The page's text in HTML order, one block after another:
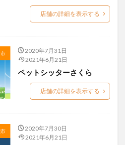
店舗の詳細を表示する
市
2020年7月31日
2021年6月21日
ペットシッターさくら
店舗の詳細を表示する
2020年7月30日
2021年6月21日